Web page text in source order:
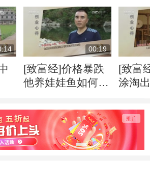
00:19
[致富经]价格暴跌
他养娃娃鱼如何逆
[致富
涂淘